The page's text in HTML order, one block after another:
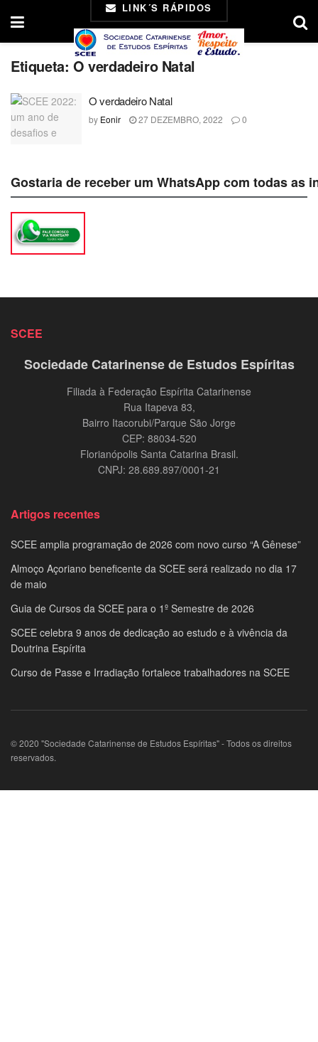
LINK´S RÁPIDOS
Etiqueta: O verdadeiro Natal
O verdadeiro Natal
by Eonir 27 DEZEMBRO, 2022 0
Gostaria de receber um WhatsApp com todas
SCEE
Sociedade Catarinense de Estudos Espíritas
Filiada à Federação Espírita Catarinense
Rua Itapeva 83,
Bairro Itacorubi/Parque São Jorge
CEP: 88034-520
Florianópolis Santa Catarina Brasil.
CNPJ: 28.689.897/0001-21
Artigos recentes
SCEE amplia programação de 2026 com novo curso “A Gênese”
Almoço Açoriano beneficente da SCEE será realizado no dia 17
de maio
Guia de Cursos da SCEE para o 1º Semestre de 2026
SCEE celebra 9 anos de dedicação ao estudo e à vivência da
Doutrina Espírita
Curso de Passe e Irradiação fortalece trabalhadores na SCEE
© 2020 "Sociedade Catarinense de Estudos Espíritas" - Todos os direitos
reservados.